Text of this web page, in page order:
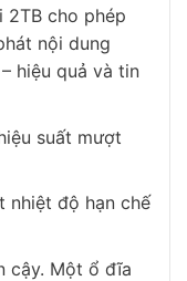
2TB cho phép
nội dung
hiệu quả và tin
suất mượt
nhiệt độ hạn chế
cậy. Một ổ đĩa